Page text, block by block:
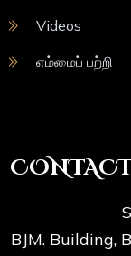
Videos
எம்மைப் பற்றி
BJM. Building,